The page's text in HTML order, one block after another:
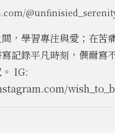
，學習專注與愛；在苦
記錄平凡時刻，偶爾寫
IG: